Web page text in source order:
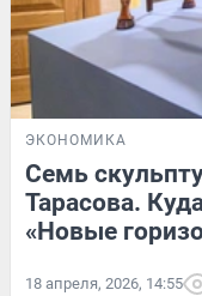
ЭКОНОМИКА
Семь
Тарасова.
«Новые
18 апреля, 2026, 14:55